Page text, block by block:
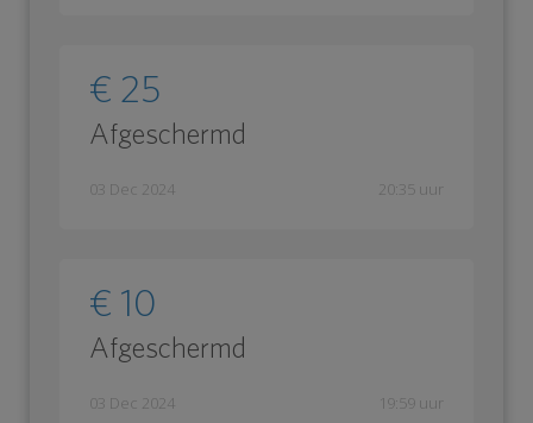
€ 25
Afgeschermd
03 Dec 2024 20:35 uur
€ 10
Afgeschermd
03 Dec 2024 19:59 uur